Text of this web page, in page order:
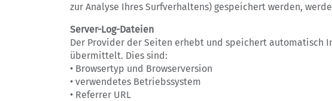
zur Analyse Ihres Surfverhaltens) gespeichert werden,
Server-Log-Dateien
Der Provider der Seiten erhebt und speichert automatisch
übermittelt. Dies sind:
• Browsertyp und Browserversion
• verwendetes Betriebssystem
• Referrer URL